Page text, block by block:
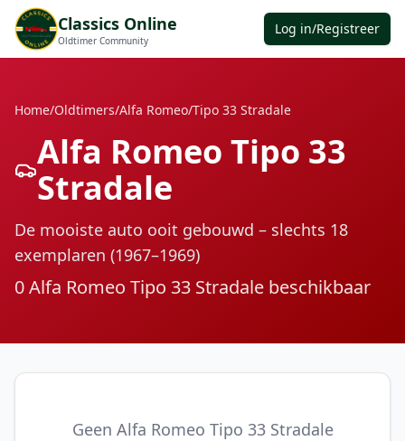
Classics Online
Oldtimer Community
Log in/Registreer
Home/Oldtimers/Alfa Romeo/Tipo 33 Stradale
Alfa Romeo Tipo 33
Stradale
De mooiste auto ooit gebouwd – slechts 18
exemplaren (1967–1969)
0Alfa Romeo Tipo 33 Stradale beschikbaar
Geen Alfa Romeo Tipo 33 Stradale